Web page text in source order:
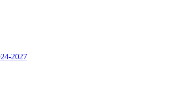
2027